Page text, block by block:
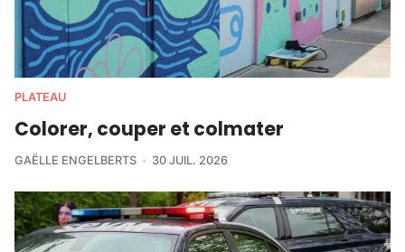
PLATEAU
Colorer, couper et colmater
GAËLLE ENGELBERTS 30 JUIL. 2026